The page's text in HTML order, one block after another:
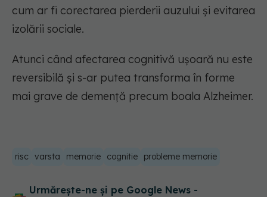
cum ar fi corectarea pierderii auzului și evitarea
izolării sociale.
Atunci când afectarea cognitivă ușoară nu este
reversibilă și s-ar putea transforma în forme
mai grave de demență precum boala Alzheimer.
risc varsta memorie cognitie probleme memorie
Urmărește-ne și pe Google News -